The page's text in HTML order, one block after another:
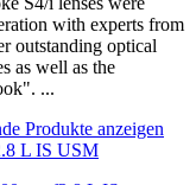
with experts from
outstanding optical
as well as the
...
Produkte anzeigen
L IS USM